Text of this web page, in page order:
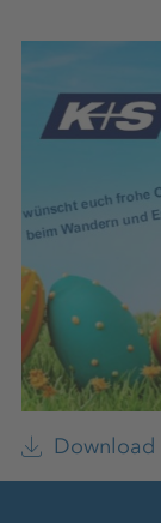
Download